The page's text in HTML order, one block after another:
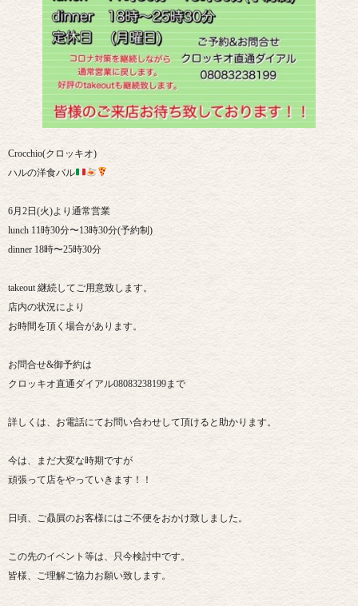
Crocchio(クロッキオ)
ハルの洋食バル
6月2日(火)より通常営業
lunch 11時30分〜13時30分(予約制)
dinner 18時〜25時30分
takeout 継続してご用意致します。
店内の状況により
お時間を頂く場合があります。
お問合せ&御予約は
クロッキオ直通ダイアル08083238199まで
詳しくは、お電話にてお問い合わせして頂けると助かります。
今は、まだ大変な時期ですが
頑張って店をやっていきます！！
日頃、ご贔屓のお客様にはご不便をおかけ致しました。
この先のイベント等は、只今検討中です。
皆様、ご理解ご協力お願い致します。